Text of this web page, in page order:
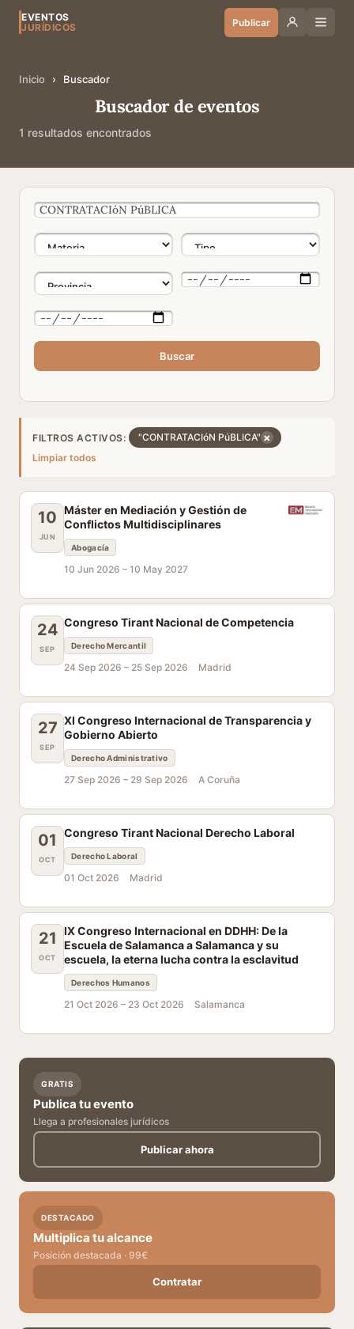
EVENTOS
JURÍDICOS
Publicar
Inicio › Buscador
Buscador de eventos
1 resultados encontrados
Buscar
FILTROS ACTIVOS: "CONTRATACIóN PúBLICA" ×
Limpiar todos
10
JUN
Máster en Mediación y Gestión de
Conflictos Multidisciplinares
Abogacía
10 Jun 2026 – 10 May 2027
24
SEP
Congreso Tirant Nacional de Competencia
Derecho Mercantil
24 Sep 2026 – 25 Sep 2026 Madrid
27
SEP
XI Congreso Internacional de Transparencia y
Gobierno Abierto
Derecho Administrativo
27 Sep 2026 – 29 Sep 2026 A Coruña
01
OCT
Congreso Tirant Nacional Derecho Laboral
Derecho Laboral
01 Oct 2026 Madrid
21
OCT
IX Congreso Internacional en DDHH: De la
Escuela de Salamanca a Salamanca y su
escuela, la eterna lucha contra la esclavitud
Derechos Humanos
21 Oct 2026 – 23 Oct 2026 Salamanca
GRATIS
Publica tu evento
Llega a profesionales jurídicos
Publicar ahora
DESTACADO
Multiplica tu alcance
Posición destacada · 99€
Contratar